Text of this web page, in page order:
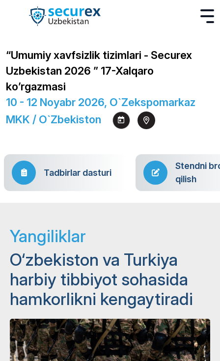
“Umumiy xavfsizlik tizimlari - Securex
Uzbekistan 2026 ” 17-Xalqaro
ko’rgazmasi
10 - 12 Noyabr 2026, O`zekspomarkaz
MKK / O`zbekiston
Tadbirlar dasturi
Stendni
qilish
Yangiliklar
O‘zbekiston va Turkiya
harbiy tibbiyot sohasida
hamkorlikni kengaytiradi